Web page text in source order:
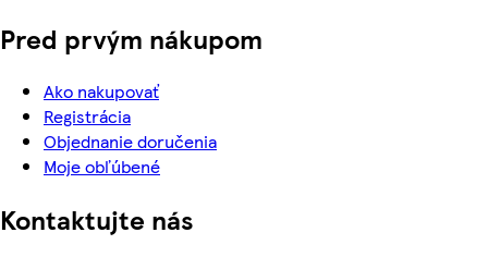
Pred prvým nákupom
Ako nakupovať
Registrácia
Objednanie doručenia
Moje obľúbené
Kontaktujte nás